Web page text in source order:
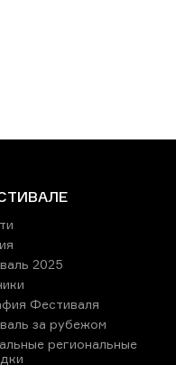
2025
Фестиваля
за рубежом
региональные